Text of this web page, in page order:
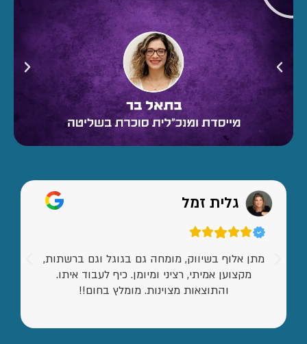
גלית זמל
מתן אלוף בשיווק, מומחה גם בגוגל וגם ברשתות,
מקצוען אמיתי, רציני ומיומן. כיף לעבוד איתו.
והתוצאות מצוינות. מומלץ בחום!!